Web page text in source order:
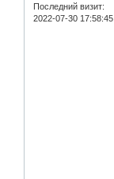
Последний визит:
2022-07-30 17:58:45